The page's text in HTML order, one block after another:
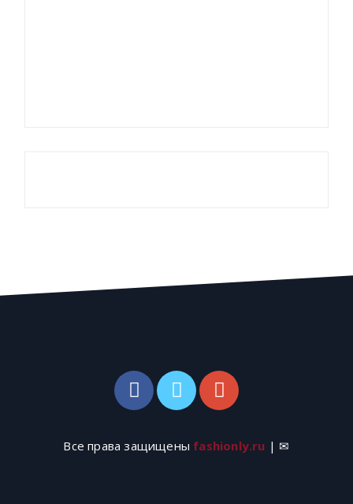
Все права защищены fashionly.ru | ✉